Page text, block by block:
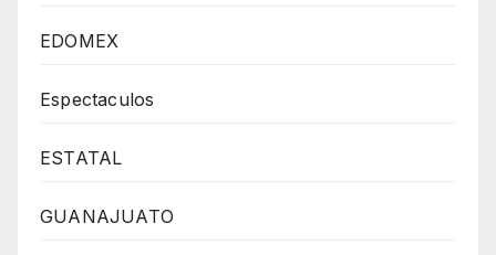
EDOMEX
Espectaculos
ESTATAL
GUANAJUATO